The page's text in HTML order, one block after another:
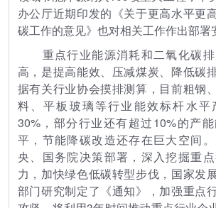
办公厅近期印发的《关于更高水平更
碳工作的意见》也对相关工作作出部署
重点行业能源消耗和二氧化碳排
高，是提高能效、压减煤炭、降低碳
据有关行业协会摸排测算，目前粗钢
料、平板玻璃等行业能效标杆水平
30%，部分行业还有超过10%的产
平，节能降碳改造还存在巨大空间
央、国务院决策部署，深入挖掘重
力，加快绿色低碳转型步伐，国家发
部门研究制定了《通知》，加强重点